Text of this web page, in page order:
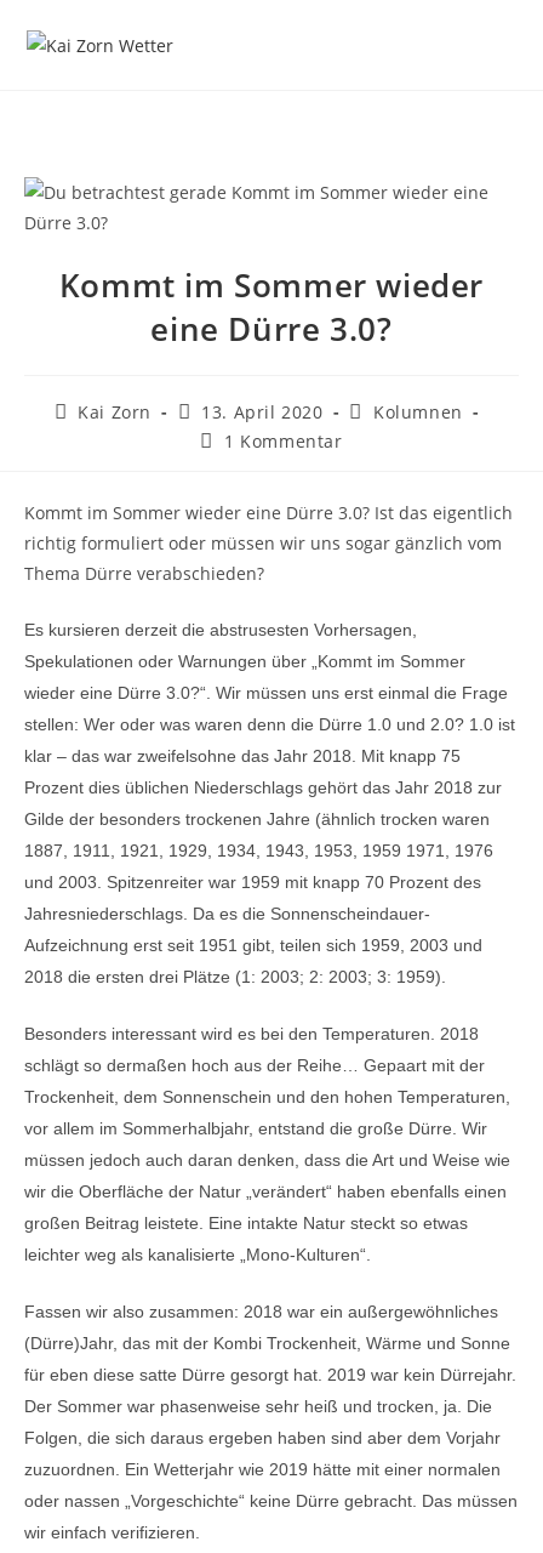
Inhalt
Kommt im Sommer wieder
eine Dürre 3.0?
Beitrags-
Kai Zorn
Beitrag
veröffentlicht:
13. April 2020
Beitrags-
Kolumnen
Beitrags-
1 Kommentar
Kommt im Sommer wieder eine Dürre 3.0? Ist das eigentlich
richtig formuliert oder müssen wir uns sogar gänzlich vom
Thema Dürre verabschieden?
Es kursieren derzeit die abstrusesten Vorhersagen,
Spekulationen oder Warnungen über „Kommt im Sommer
wieder eine Dürre 3.0?“. Wir müssen uns erst einmal die Frage
stellen: Wer oder was waren denn die Dürre 1.0 und 2.0? 1.0 ist
klar – das war zweifelsohne das Jahr 2018. Mit knapp 75
Prozent dies üblichen Niederschlags gehört das Jahr 2018 zur
Gilde der besonders trockenen Jahre (ähnlich trocken waren
1887, 1911, 1921, 1929, 1934, 1943, 1953, 1959 1971, 1976
und 2003. Spitzenreiter war 1959 mit knapp 70 Prozent des
Jahresniederschlags. Da es die Sonnenscheindauer-
Aufzeichnung erst seit 1951 gibt, teilen sich 1959, 2003 und
2018 die ersten drei Plätze (1: 2003; 2: 2003; 3: 1959).
Besonders interessant wird es bei den Temperaturen. 2018
schlägt so dermaßen hoch aus der Reihe… Gepaart mit der
Trockenheit, dem Sonnenschein und den hohen Temperaturen,
vor allem im Sommerhalbjahr, entstand die große Dürre. Wir
müssen jedoch auch daran denken, dass die Art und Weise wie
wir die Oberfläche der Natur „verändert“ haben ebenfalls einen
großen Beitrag leistete. Eine intakte Natur steckt so etwas
leichter weg als kanalisierte „Mono-Kulturen“.
Fassen wir also zusammen: 2018 war ein außergewöhnliches
(Dürre)Jahr, das mit der Kombi Trockenheit, Wärme und Sonne
für eben diese satte Dürre gesorgt hat. 2019 war kein Dürrejahr.
Der Sommer war phasenweise sehr heiß und trocken, ja. Die
Folgen, die sich daraus ergeben haben sind aber dem Vorjahr
zuzuordnen. Ein Wetterjahr wie 2019 hätte mit einer normalen
oder nassen „Vorgeschichte“ keine Dürre gebracht. Das müssen
wir einfach verifizieren.